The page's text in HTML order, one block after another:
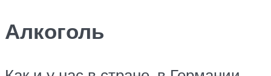
Алкоголь